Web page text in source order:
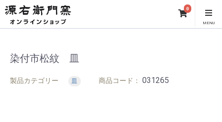
0
MENU
染付市松紋 皿
製品カテゴリー 皿 商品コード： 031265